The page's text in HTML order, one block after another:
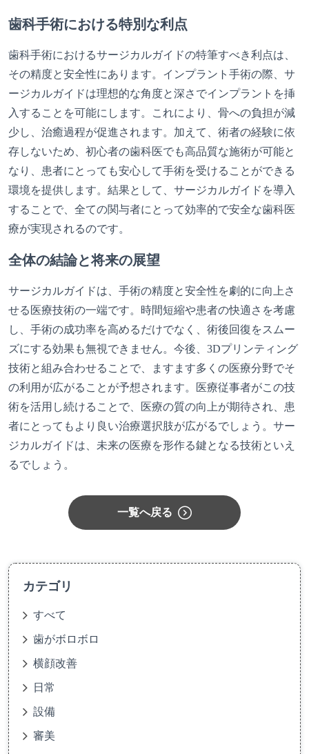
歯科手術における特別な利点
歯科手術におけるサージカルガイドの特筆すべき利点は、
その精度と安全性にあります。インプラント手術の際、サ
ージカルガイドは理想的な角度と深さでインプラントを挿
入することを可能にします。これにより、骨への負担が減
少し、治癒過程が促進されます。加えて、術者の経験に依
存しないため、初心者の歯科医でも高品質な施術が可能と
なり、患者にとっても安心して手術を受けることができる
環境を提供します。結果として、サージカルガイドを導入
することで、全ての関与者にとって効率的で安全な歯科医
療が実現されるのです。
全体の結論と将来の展望
サージカルガイドは、手術の精度と安全性を劇的に向上さ
せる医療技術の一端です。時間短縮や患者の快適さを考慮
し、手術の成功率を高めるだけでなく、術後回復をスムー
ズにする効果も無視できません。今後、3Dプリンティング
技術と組み合わせることで、ますます多くの医療分野でそ
の利用が広がることが予想されます。医療従事者がこの技
術を活用し続けることで、医療の質の向上が期待され、患
者にとってもより良い治療選択肢が広がるでしょう。サー
ジカルガイドは、未来の医療を形作る鍵となる技術といえ
るでしょう。
一覧へ戻る
カテゴリ
すべて
歯がボロボロ
横顔改善
日常
設備
審美